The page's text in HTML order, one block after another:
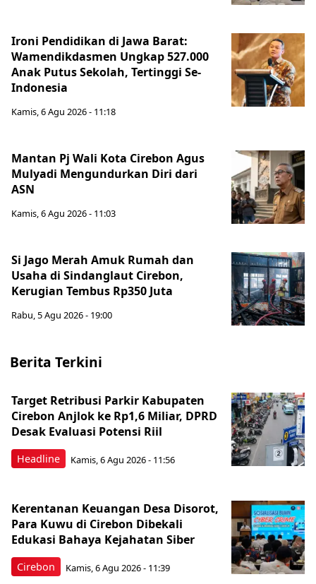
Ironi Pendidikan di Jawa Barat:
Wamendikdasmen Ungkap 527.000
Anak Putus Sekolah, Tertinggi Se-
Indonesia
Kamis, 6 Agu 2026 - 11:18
Mantan Pj Wali Kota Cirebon Agus
Mulyadi Mengundurkan Diri dari
ASN
Kamis, 6 Agu 2026 - 11:03
Si Jago Merah Amuk Rumah dan
Usaha di Sindanglaut Cirebon,
Kerugian Tembus Rp350 Juta
Rabu, 5 Agu 2026 - 19:00
Berita Terkini
Headline
Target Retribusi Parkir Kabupaten
Cirebon Anjlok ke Rp1,6 Miliar, DPRD
Desak Evaluasi Potensi Riil
Kamis, 6 Agu 2026 - 11:56
Cirebon
Kerentanan Keuangan Desa Disorot,
Para Kuwu di Cirebon Dibekali
Edukasi Bahaya Kejahatan Siber
Kamis, 6 Agu 2026 - 11:39